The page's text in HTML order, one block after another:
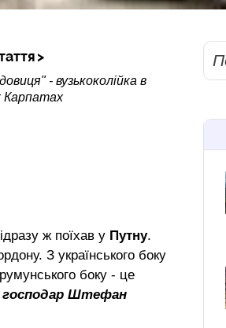
- вузькоколійка в
Карпатах
ж поїхав у Путну.
З українського боку
боку - це
господар Штефан